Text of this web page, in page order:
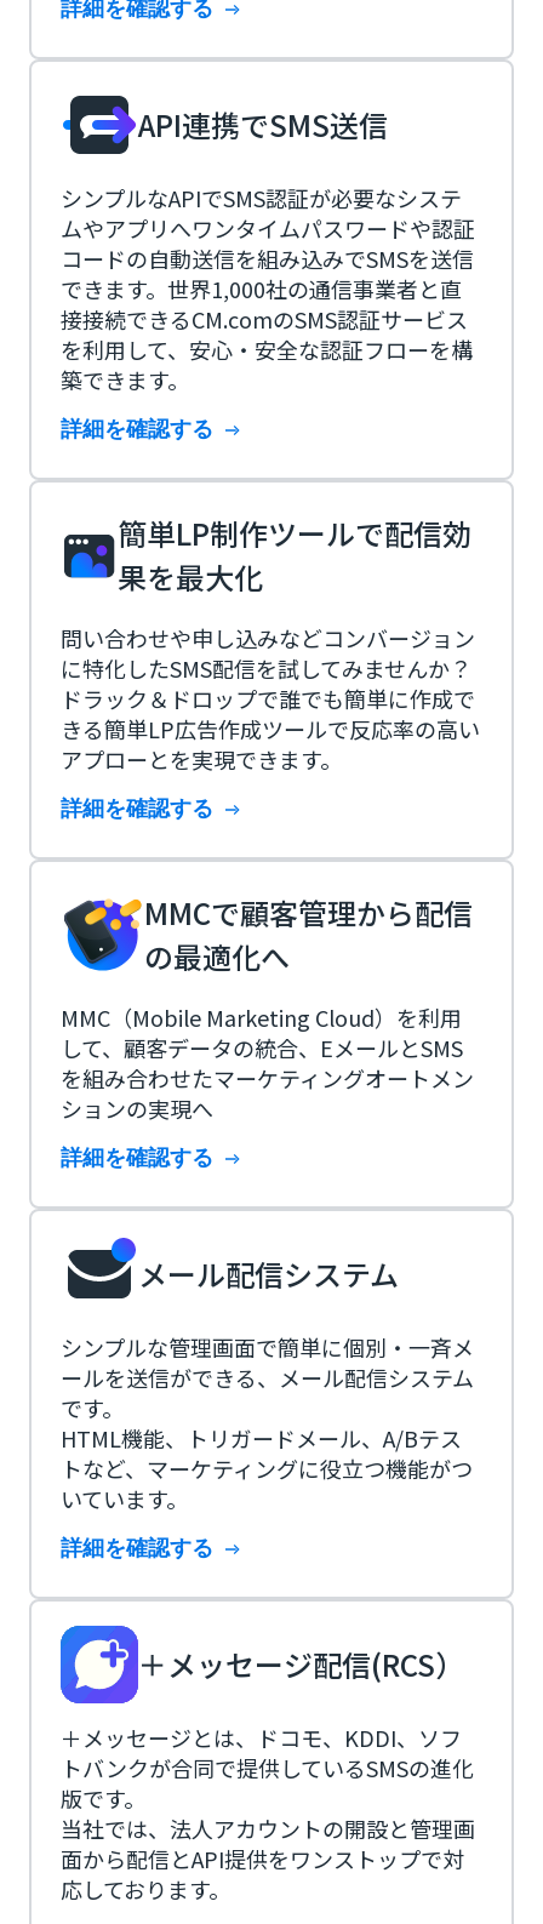
詳細を確認する
API連携でSMS送信
シンプルなAPIでSMS認証が必要なシステ
ムやアプリへワンタイムパスワードや認証
コードの自動送信を組み込みでSMSを送信
できます。世界1,000社の通信事業者と直
接接続できるCM.comのSMS認証サービス
を利用して、安心・安全な認証フローを構
築できます。
詳細を確認する
簡単LP制作ツールで配信効
果を最大化
問い合わせや申し込みなどコンバージョン
に特化したSMS配信を試してみませんか？
ドラック＆ドロップで誰でも簡単に作成で
きる簡単LP広告作成ツールで反応率の高い
アプローとを実現できます。
詳細を確認する
MMCで顧客管理から配信
の最適化へ
MMC（Mobile Marketing Cloud）を利用
して、顧客データの統合、EメールとSMS
を組み合わせたマーケティングオートメン
ションの実現へ
詳細を確認する
メール配信システム
シンプルな管理画面で簡単に個別・一斉メ
ールを送信ができる、メール配信システム
です。
HTML機能、トリガードメール、A/Bテス
トなど、マーケティングに役立つ機能がつ
いています。
詳細を確認する
＋メッセージ配信(RCS）
＋メッセージとは、ドコモ、KDDI、ソフ
トバンクが合同で提供しているSMSの進化
版です。
当社では、法人アカウントの開設と管理画
面から配信とAPI提供をワンストップで対
応しております。